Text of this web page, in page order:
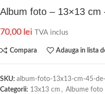
Album foto – 13×13 cm
70,00 lei TVA inclus
Compara Adauga in lista
SKU: album-foto-13x13-cm-45-
Categorii: 13x13 cm , Albume foto